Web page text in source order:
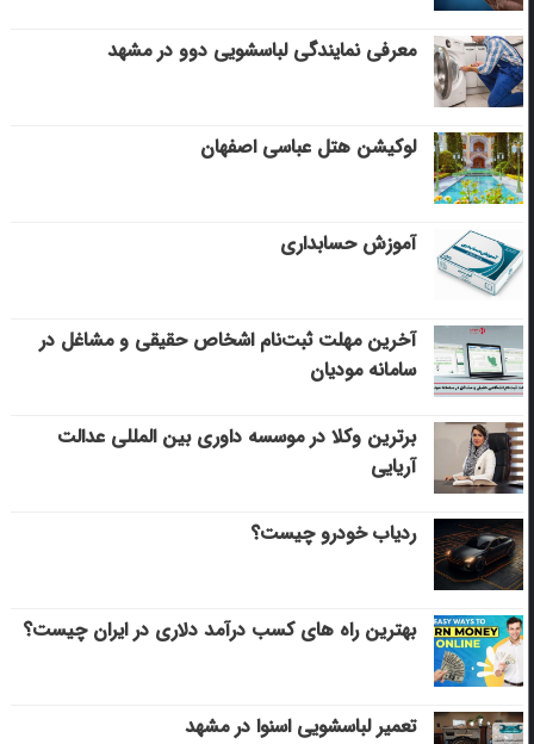
معرفی نمایندگی لباسشویی دوو در مشهد
لوکیشن هتل عباسی اصفهان
آموزش حسابداری
آخرین مهلت ثبت‌نام اشخاص حقیقی و مشاغل در
سامانه مودیان
برترین وکلا در موسسه داوری بین المللی عدالت
آریایی
ردیاب خودرو چیست؟
بهترین راه های کسب درآمد دلاری در ایران چیست؟
تعمیر لباسشویی اسنوا در مشهد